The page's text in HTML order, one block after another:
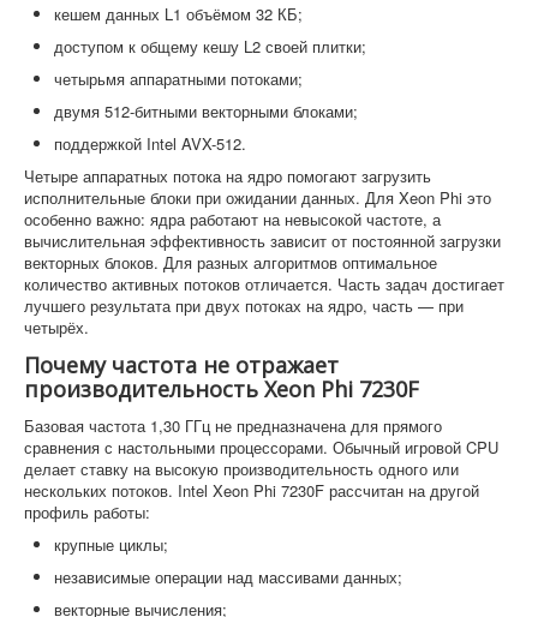
кешем данных L1 объёмом 32 КБ;
доступом к общему кешу L2 своей плитки;
четырьмя аппаратными потоками;
двумя 512-битными векторными блоками;
поддержкой Intel AVX-512.
Четыре аппаратных потока на ядро помогают загрузить
исполнительные блоки при ожидании данных. Для Xeon Phi это
особенно важно: ядра работают на невысокой частоте, а
вычислительная эффективность зависит от постоянной загрузки
векторных блоков. Для разных алгоритмов оптимальное
количество активных потоков отличается. Часть задач достигает
лучшего результата при двух потоках на ядро, часть — при
четырёх.
Почему частота не отражает
производительность Xeon Phi 7230F
Базовая частота 1,30 ГГц не предназначена для прямого
сравнения с настольными процессорами. Обычный игровой CPU
делает ставку на высокую производительность одного или
нескольких потоков. Intel Xeon Phi 7230F рассчитан на другой
профиль работы:
крупные циклы;
независимые операции над массивами данных;
векторные вычисления;